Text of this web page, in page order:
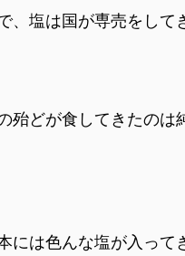
、塩は国が専売をして
殆どが食してきたのは
には色んな塩が入って